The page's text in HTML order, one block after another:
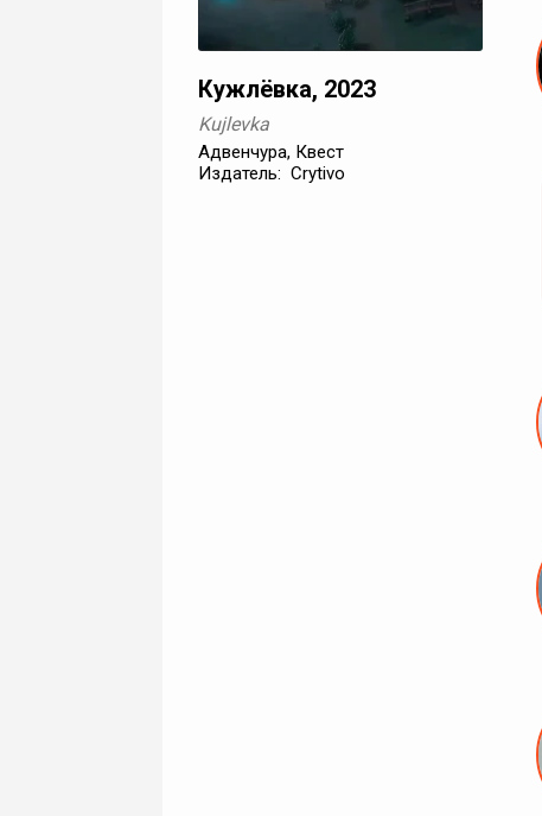
Кужлёвка, 2023
Kujlevka
Адвенчура, Квест
Издатель: Crytivo